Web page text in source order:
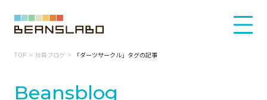
TOP 社員ブログ 「ダーツサークル」タグの記事
Beansblog